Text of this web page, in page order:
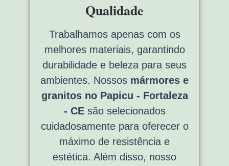
Qualidade
Trabalhamos apenas com os
melhores materiais, garantindo
durabilidade e beleza para seus
ambientes. Nossos mármores e
granitos no Papicu - Fortaleza
- CEsão selecionados
cuidadosamente para oferecer o
máximo de resistência e
estética. Além disso, nosso